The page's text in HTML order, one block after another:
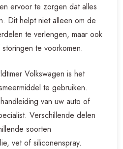
ervoor te zorgen dat alles
Dit helpt niet alleen om de
te verlengen, maar ook
te voorkomen.
Volkswagen is het
te gebruiken.
van uw auto of
Verschillende delen
soorten
vet of siliconenspray.